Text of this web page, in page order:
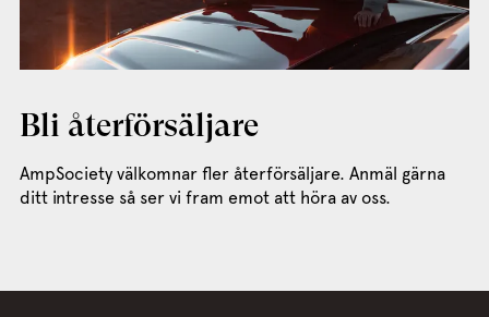
Bli återförsäljare
AmpSociety välkomnar fler återförsäljare. Anmäl gärna
ditt intresse så ser vi fram emot att höra av oss.